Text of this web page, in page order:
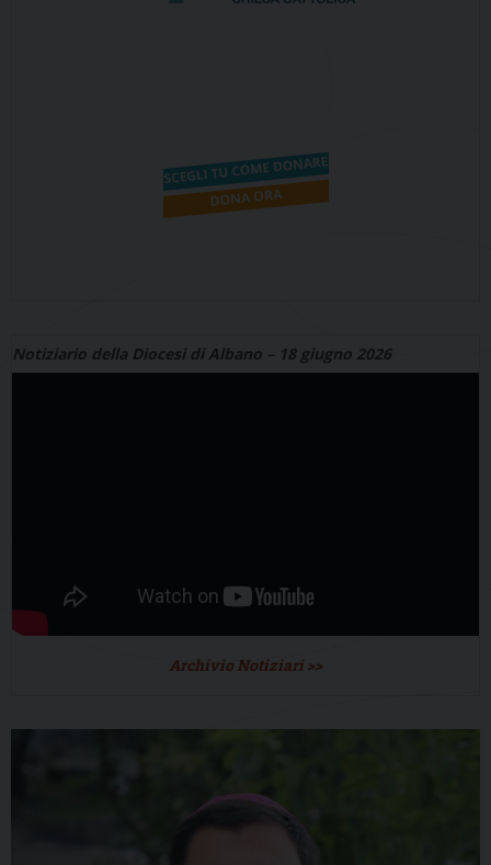
Notiziario della Diocesi di Albano – 18 giugno 2026
Archivio Notiziari >>